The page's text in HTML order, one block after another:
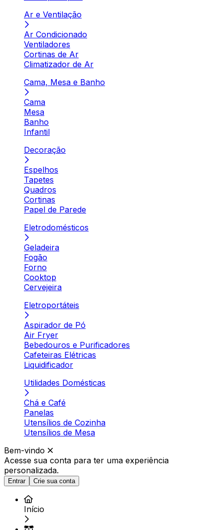
Ar e Ventilação
Ar Condicionado
Ventiladores
Cortinas de Ar
Climatizador de Ar
Cama, Mesa e Banho
Cama
Mesa
Banho
Infantil
Decoração
Espelhos
Tapetes
Quadros
Cortinas
Papel de Parede
Eletrodomésticos
Geladeira
Fogão
Forno
Cooktop
Cervejeira
Eletroportáteis
Aspirador de Pó
Air Fryer
Bebedouros e Purificadores
Cafeteiras Elétricas
Liquidificador
Utilidades Domésticas
Chá e Café
Panelas
Utensílios de Cozinha
Utensílios de Mesa
Bem-vindo
Acesse sua conta para ter uma experiência
personalizada.
Entrar Crie sua conta
Início